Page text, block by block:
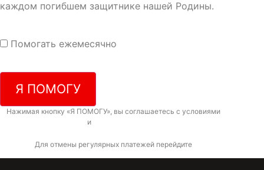
каждом погибшем защитнике нашей Родины.
Помогать ежемесячно
Я ПОМОГУ
Нажимая кнопку «Я ПОМОГУ», вы соглашаетесь с условиями
и
Для отмены регулярных платежей перейдите